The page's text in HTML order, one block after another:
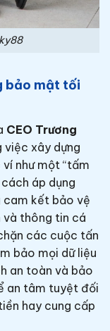
bảo mật tối
CEO Trương
việc xây dựng
như một “tấm
áp dụng
cam kết bảo vệ
thông tin cá
các cuộc tấn
bảo mọi dữ liệu
an toàn và bảo
an tâm tuyệt đối
hay cung cấp